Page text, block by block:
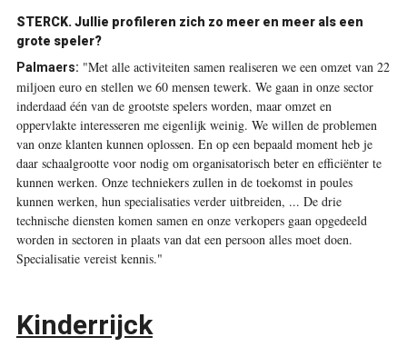
STERCK. Jullie profileren zich zo meer en meer als een
grote speler?
Palmaers: "Met alle activiteiten samen realiseren we een omzet van 22
miljoen euro en ­stellen we 60 mensen tewerk. We gaan in onze sector
inderdaad één van de grootste spelers worden, maar omzet en
oppervlakte interesseren me eigenlijk weinig. We willen de problemen
van onze klanten kunnen oplossen. En op een bepaald moment heb je
daar schaalgrootte voor nodig om organisatorisch beter en efficiënter te
kunnen ­werken. Onze techniekers zullen in de toekomst in poules
kunnen werken, hun specialisaties verder uitbreiden, ... De drie
technische diensten komen samen en onze verkopers gaan opgedeeld
worden in sectoren in plaats van dat een persoon alles moet doen.
Specialisatie vereist kennis."
Kinderrijck